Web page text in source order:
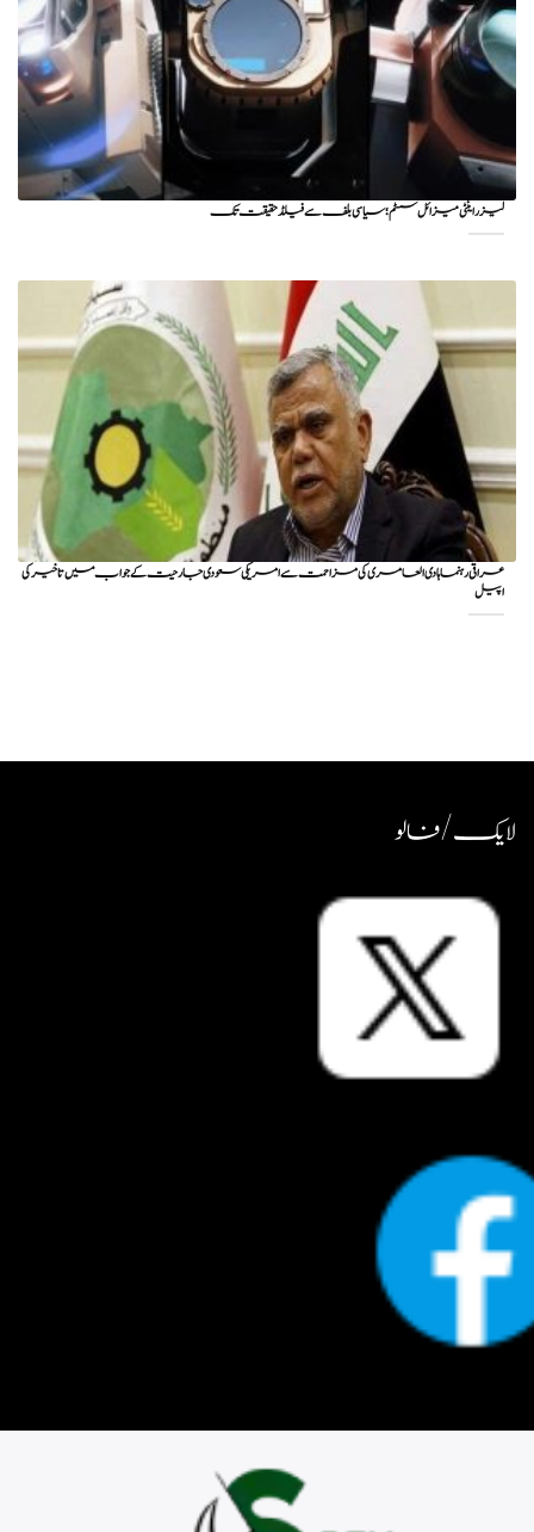
لیزر اینٹی میزائل سسٹم؛ سیاسی بلف سے فیلڈ حقیقت تک
عراقی رہنما ہادی العامری کی مزاحمت سے امریکی سعودی جارحیت کے جواب میں تاخیر کی
اپیل
لایک / فالو